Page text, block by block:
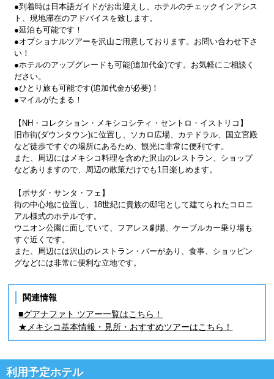
●到着時は日本語ガイドがお出迎えし、ホテルのチェックインアシス
ト、現地滞在のアドバイスを致します。
●延泊も可能です！
●オプショナルツアーを沢山ご用意しております。お問い合わせ下さ
い！
●ホテルのアップグレードも可能(追加代金)です。お気軽にご相談く
ださい。
●ひとり旅も可能です(追加代金が必要)！
●マイルがたまる！
【NH・コレクション・メキシコシティ・セントロ・イストリコ】
旧市街(ダウンタウン)に位置し、ソカロ広場、カテドラル、国立宮殿
など徒歩ですぐの場所にあるため、観光に非常に便利です。
また、周辺にはメキシコ料理を含めた沢山のレストラン、ショップ
などありますので、周辺の散策だけでも1日楽しめます。
【ポサダ・サンタ・フェ】
街の中心地に位置し、18世紀に貴族の邸宅として建てられたコロニ
アル様式のホテルです。
ウニオン公園に面していて、フアレス劇場、ケーブルカー乗り場も
すぐ近くです。
また、周辺には沢山のレストラン・バーがあり、食事、ショッピン
グなどには非常に便利な立地です。
関連情報
■グアナファト ツアー一覧はこちら！
★メキシコ基本情報・見所・おすすめツアーはこちら！
利用予定ホテル